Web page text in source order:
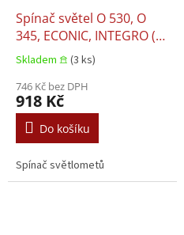
Spínač světel O 530, O
345, ECONIC, INTEGRO (O
550), MK, NG, O 403, OH,
SK 01.1970–01.1970
Skladem 𖠿 (3 ks)
746 Kč bez DPH
918 Kč
Do košíku
Spínač světlometů